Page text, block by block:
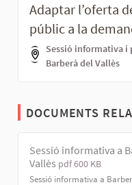
Adaptar l’oferta
públic a la
Sessió informativa i
Barberà del Vallès
DOCUMENTS
Sessió informativa a
Vallès pdf 600 KB
Sessió informativa a